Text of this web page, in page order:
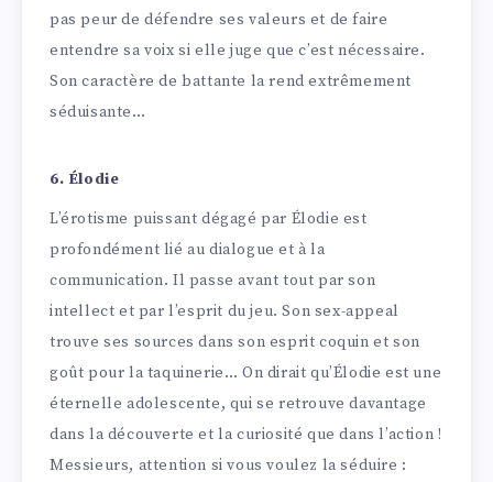
pas peur de défendre ses valeurs et de faire
entendre sa voix si elle juge que c’est nécessaire.
Son caractère de battante la rend extrêmement
séduisante…
6. Élodie
L’érotisme puissant dégagé par Élodie est
profondément lié au dialogue et à la
communication. Il passe avant tout par son
intellect et par l’esprit du jeu. Son sex-appeal
trouve ses sources dans son esprit coquin et son
goût pour la taquinerie… On dirait qu’Élodie est une
éternelle adolescente, qui se retrouve davantage
dans la découverte et la curiosité que dans l’action !
Messieurs, attention si vous voulez la séduire :